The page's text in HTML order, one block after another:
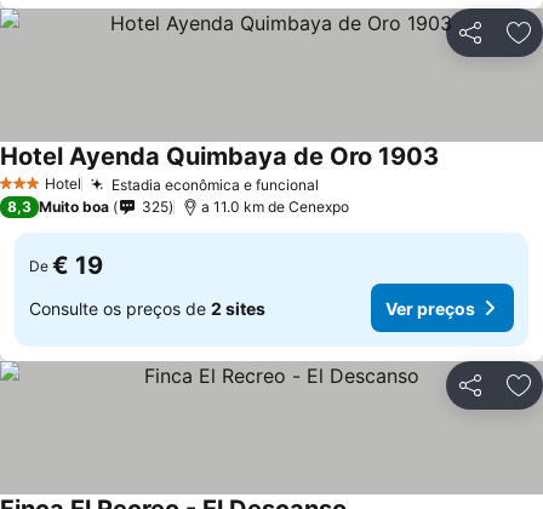
Partilhar
3 EstrelasHotel Estadia econômica e funcional
Hotel Ayenda Quimbaya de Oro 1903
8,3 Muito boa 325 a 11.0 km de Cenexpo
De € 19
Consulte os preços de 2 sites Ver preços
Partilhar